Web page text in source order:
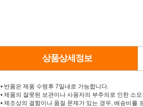
상품상세정보
• 반품은 제품 수령후 7일내로 가능합니다.
• 제품의 잘못된 보관이나 사용자의 부주의로 인한 소
• 제조상의 결함이나 품질 문제가 있는 경우, 배송비